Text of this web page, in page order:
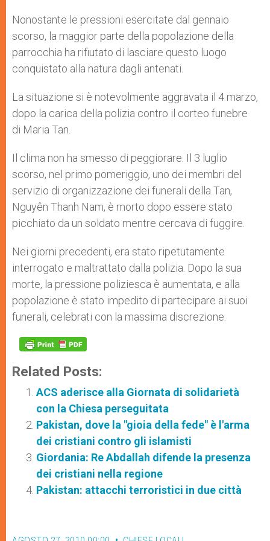
Nonostante le pressioni esercitate dal gennaio
scorso, la maggior parte della popolazione della
parrocchia ha rifiutato di lasciare questo luogo
conquistato alla natura dagli antenati.
La situazione si è notevolmente aggravata il 4 marzo,
dopo la carica della polizia contro il corteo funebre
di Maria Tan.
Il clima non ha smesso di peggiorare. Il 3 luglio
scorso, nel primo pomeriggio, uno dei membri del
servizio di organizzazione dei funerali della Tan,
Nguyên Thanh Nam, è morto dopo essere stato
picchiato da un soldato mentre cercava di fuggire.
Nei giorni precedenti, era stato ripetutamente
interrogato e maltrattato dalla polizia. Dopo la sua
morte, la pressione poliziesca è aumentata, e alla
popolazione è stato impedito di partecipare ai suoi
funerali, celebrati con la massima discrezione.
Related Posts:
ACS aderisce alla Giornata di solidarietà
con la Chiesa perseguitata
Pakistan, dove la "gioia della fede" è l'arma
dei cristiani contro gli islamisti
Giordania: Re Abdallah difende la presenza
dei cristiani nella regione
Pakistan: attacchi terroristici in due città